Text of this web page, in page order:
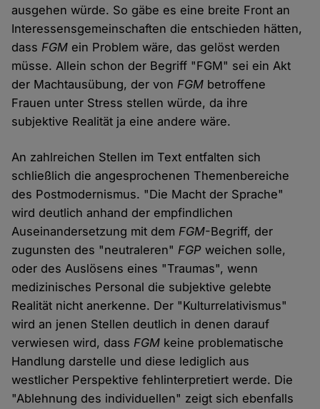
ausgehen würde. So gäbe es eine breite Front an
Interessensgemeinschaften die entschieden hätten,
dassFGM ein Problem wäre, das gelöst werden
müsse. Allein schon der Begriff "FGM" sei ein Akt
der Machtausübung, der vonFGM betroffene
Frauen unter Stress stellen würde, da ihre
subjektive Realität ja eine andere wäre.
An zahlreichen Stellen im Text entfalten sich
schließlich die angesprochenen Themenbereiche
des Postmodernismus. "Die Macht der Sprache"
wird deutlich anhand der empfindlichen
Auseinandersetzung mit demFGM-Begriff, der
zugunsten des "neutraleren"FGP weichen solle,
oder des Auslösens eines "Traumas", wenn
medizinisches Personal die subjektive gelebte
Realität nicht anerkenne. Der "Kulturrelativismus"
wird an jenen Stellen deutlich in denen darauf
verwiesen wird, dass FGM keine problematische
Handlung darstelle und diese lediglich aus
westlicher Perspektive fehlinterpretiert werde. Die
"Ablehnung des individuellen" zeigt sich ebenfalls